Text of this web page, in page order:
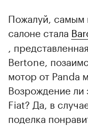
Пожалуй, самым
салоне стала
,
Bertone,
мотор от Panda
Возрождение ли
Fiat? Да, в
поделка